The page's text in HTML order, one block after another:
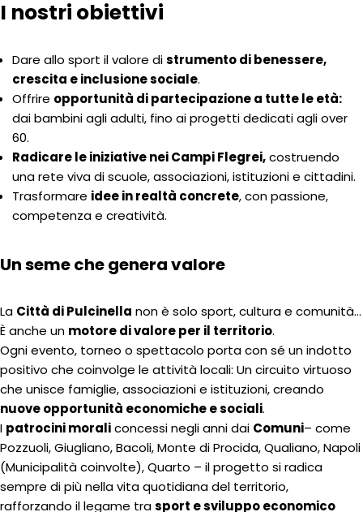
I nostri obiettivi
Dare allo sport il valore distrumento di benessere,
crescita e inclusione sociale.
Offrire opportunità di partecipazione a tutte le età:
dai bambini agli adulti, fino ai progetti dedicati agli over
60.
Radicare le iniziative nei Campi Flegrei,costruendo
una rete viva di scuole, associazioni, istituzioni e cittadini.
Trasformare idee in realtà concrete, con passione,
competenza e creatività.
Un seme che genera valore
La Città di Pulcinella non è solo sport, cultura e comunità…
È anche un motore di valore per il territorio.
Ogni evento, torneo o spettacolo porta con sé un indotto
positivo che coinvolge le attività locali: Un circuito virtuoso
che unisce famiglie, associazioni e istituzioni, creando
nuove opportunità economiche e sociali.
I patrocini moraliconcessi negli anni dai Comuni– come
Pozzuoli, Giugliano, Bacoli, Monte di Procida, Qualiano, Napoli
(Municipalità coinvolte), Quarto – il progetto si radica
sempre di più nella vita quotidiana del territorio,
rafforzando il legame trasport e sviluppo economico